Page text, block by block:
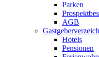
Parken
AGB
Hotels
Pensionen